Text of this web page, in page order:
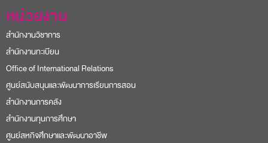
หน่วยงาน
สำนักงานวิชาการ
สำนักงานทะเบียน
Office of International Relations
ศูนย์สนับสนุนและพัฒนาการเรียนการสอน
สำนักงานการคลัง
สำนักงานทุนการศึกษา
ศูนย์สหกิจศึกษาและพัฒนาอาชีพ